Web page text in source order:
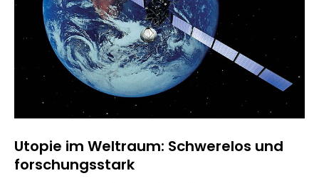
Utopie im Weltraum: Schwerelos und
forschungsstark